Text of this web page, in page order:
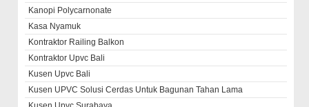
Kanopi Polycarnonate
Kasa Nyamuk
Kontraktor Railing Balkon
Kontraktor Upvc Bali
Kusen Upvc Bali
Kusen UPVC Solusi Cerdas Untuk Bagunan Tahan Lama